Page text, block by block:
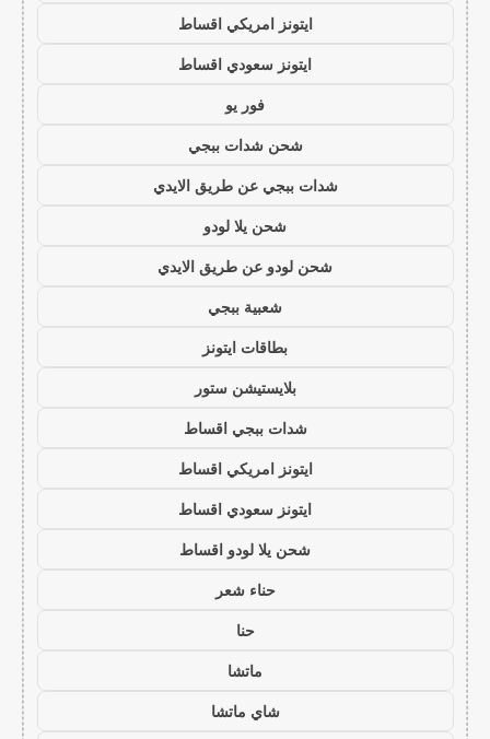
ايتونز امريكي اقساط
ايتونز سعودي اقساط
فور يو
شحن شدات ببجي
شدات ببجي عن طريق الايدي
شحن يلا لودو
شحن لودو عن طريق الايدي
شعبية ببجي
بطاقات ايتونز
بلايستيشن ستور
شدات ببجي اقساط
ايتونز امريكي اقساط
ايتونز سعودي اقساط
شحن يلا لودو اقساط
حناء شعر
حنا
ماتشا
شاي ماتشا